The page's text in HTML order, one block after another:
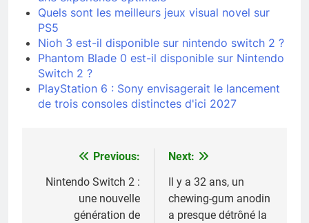
Quels sont les meilleurs jeux visual novel sur
PS5
Nioh 3 est-il disponible sur nintendo switch 2 ?
Phantom Blade 0 est-il disponible sur Nintendo
Switch 2 ?
PlayStation 6 : Sony envisagerait le lancement
de trois consoles distinctes d'ici 2027
Navigation
de
l’article
Previous:
Nintendo Switch 2 :
une nouvelle
génération de
Next:
Il y a 32 ans, un
chewing-gum anodin
a presque détrôné la